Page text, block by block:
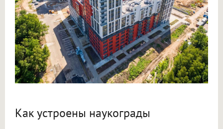
Как устроены наукограды